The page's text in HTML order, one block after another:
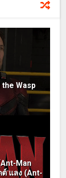
the Wasp
Man
ต์ แลง (Ant-